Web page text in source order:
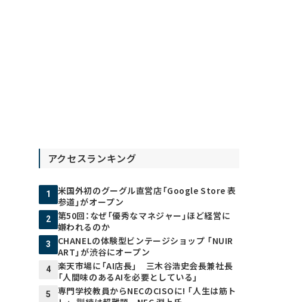
アクセスランキング
1
米国外初のグーグル直営店「Google Store 表
参道」がオープン
2
第50回：なぜ「優秀なマネジャー」ほど経営に
嫌われるのか
3
CHANELの体験型ビンテージショップ 「NUIR
ART」が渋谷にオープン
4
楽天市場に「AI店長」 三木谷浩史会長兼社長
「人間味のあるAIを必要としている」
5
専門学校教員からNECのCISOに! 「人生は筋ト